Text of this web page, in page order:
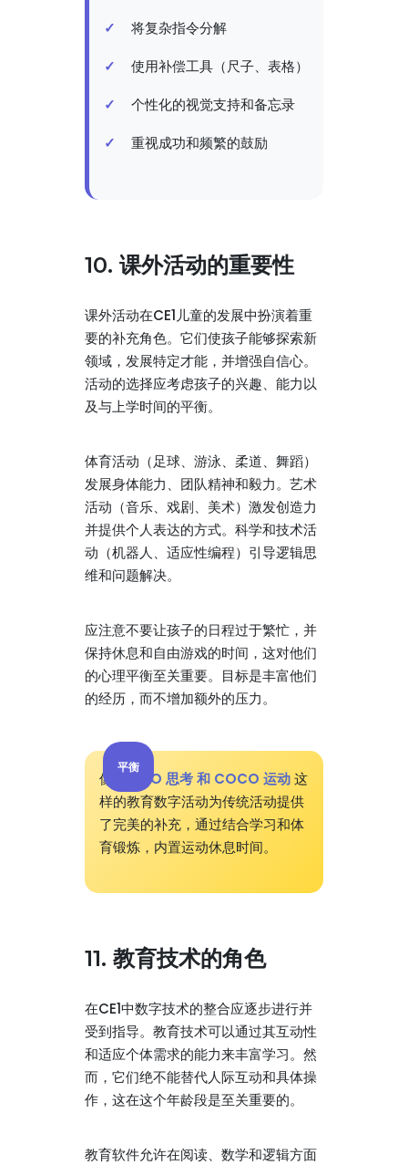
将复杂指令分解
使用补偿工具（尺子、表格）
个性化的视觉支持和备忘录
重视成功和频繁的鼓励
10. 课外活动的重要性
课外活动在CE1儿童的发展中扮演着重
要的补充角色。它们使孩子能够探索新
领域，发展特定才能，并增强自信心。
活动的选择应考虑孩子的兴趣、能力以
及与上学时间的平衡。
体育活动（足球、游泳、柔道、舞蹈）
发展身体能力、团队精神和毅力。艺术
活动（音乐、戏剧、美术）激发创造力
并提供个人表达的方式。科学和技术活
动（机器人、适应性编程）引导逻辑思
维和问题解决。
应注意不要让孩子的日程过于繁忙，并
保持休息和自由游戏的时间，这对他们
的心理平衡至关重要。目标是丰富他们
的经历，而不增加额外的压力。
平衡
像 COCO 思考 和 COCO 运动这
样的教育数字活动为传统活动提供
了完美的补充，通过结合学习和体
育锻炼，内置运动休息时间。
11. 教育技术的角色
在CE1中数字技术的整合应逐步进行并
受到指导。教育技术可以通过其互动性
和适应个体需求的能力来丰富学习。然
而，它们绝不能替代人际互动和具体操
作，这在这个年龄段是至关重要的。
教育软件允许在阅读、数学和逻辑方面